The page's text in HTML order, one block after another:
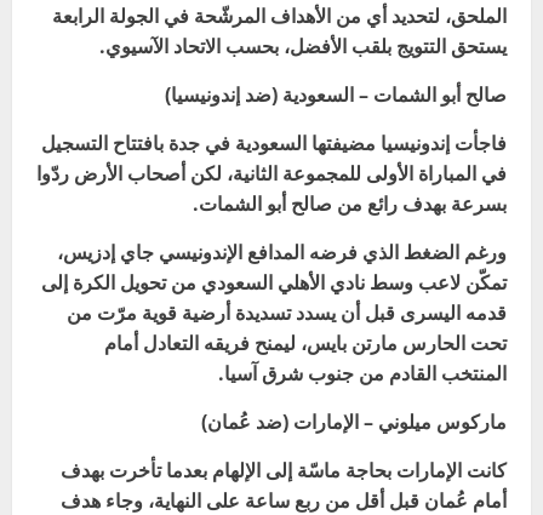
الملحق، لتحديد أي من الأهداف المرشّحة في الجولة الرابعة
يستحق التتويج بلقب الأفضل، بحسب الاتحاد الآسيوي.
صالح أبو الشمات – السعودية (ضد إندونيسيا)
فاجأت إندونيسيا مضيفتها السعودية في جدة بافتتاح التسجيل
في المباراة الأولى للمجموعة الثانية، لكن أصحاب الأرض ردّوا
بسرعة بهدف رائع من صالح أبو الشمات.
ورغم الضغط الذي فرضه المدافع الإندونيسي جاي إدزيس،
تمكّن لاعب وسط نادي الأهلي السعودي من تحويل الكرة إلى
قدمه اليسرى قبل أن يسدد تسديدة أرضية قوية مرّت من
تحت الحارس مارتن بايس، ليمنح فريقه التعادل أمام
المنتخب القادم من جنوب شرق آسيا.
ماركوس ميلوني – الإمارات (ضد عُمان)
كانت الإمارات بحاجة ماسّة إلى الإلهام بعدما تأخرت بهدف
أمام عُمان قبل أقل من ربع ساعة على النهاية، وجاء هدف